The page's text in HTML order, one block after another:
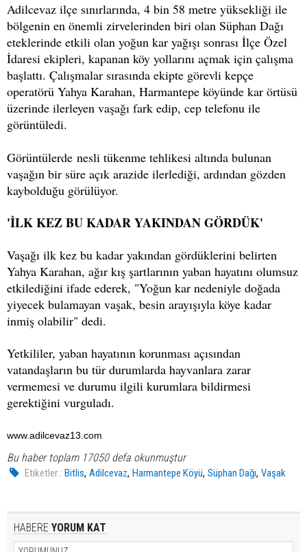
Adilcevaz ilçe sınırlarında, 4 bin 58 metre yüksekliği ile
bölgenin en önemli zirvelerinden biri olan Süphan Dağı
eteklerinde etkili olan yoğun kar yağışı sonrası İlçe Özel
İdaresi ekipleri, kapanan köy yollarını açmak için çalışma
başlattı. Çalışmalar sırasında ekipte görevli kepçe
operatörü Yahya Karahan, Harmantepe köyünde kar örtüsü
üzerinde ilerleyen vaşağı fark edip, cep telefonu ile
görüntüledi.
Görüntülerde nesli tükenme tehlikesi altında bulunan
vaşağın bir süre açık arazide ilerlediği, ardından gözden
kaybolduğu görülüyor.
'İLK KEZ BU KADAR YAKINDAN GÖRDÜK'
Vaşağı ilk kez bu kadar yakından gördüklerini belirten
Yahya Karahan, ağır kış şartlarının yaban hayatını olumsuz
etkilediğini ifade ederek, "Yoğun kar nedeniyle doğada
yiyecek bulamayan vaşak, besin arayışıyla köye kadar
inmiş olabilir" dedi.
Yetkililer, yaban hayatının korunması açısından
vatandaşların bu tür durumlarda hayvanlara zarar
vermemesi ve durumu ilgili kurumlara bildirmesi
gerektiğini vurguladı.
www.adilcevaz13.com
Bu haber toplam 17050 defa okunmuştur
Etiketler : Bitlis,Adilcevaz,Harmantepe Köyü,Süphan Dağı,Vaşak
HABERE YORUM KAT